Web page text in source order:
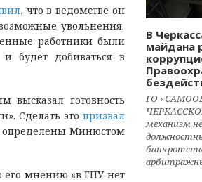
, что в ведомстве он
увольнения.
работники были
будет добиваться в
высказал готовность
Сделать это призвал
определены Минюстом
его мнению «в ГПУ нет
В
майдана
ГО
механизм